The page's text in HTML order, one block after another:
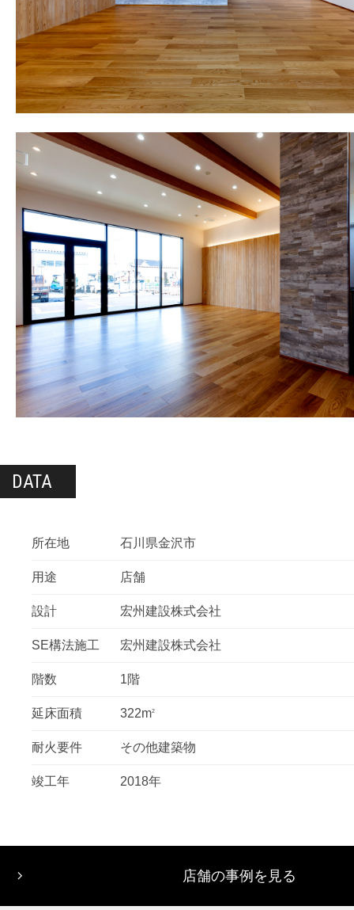
DATA
所在地 石川県金沢市
用途 店舗
設計 宏州建設株式会社
SE構法施工 宏州建設株式会社
階数 1階
延床面積 322m2
耐火要件 その他建築物
竣工年 2018年
店舗の事例を見る